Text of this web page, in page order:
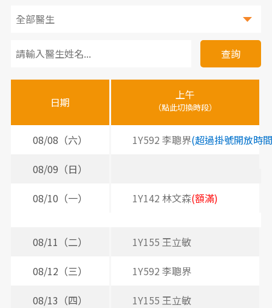
診
醫
時
查詢
日期
上午
（點此切換時段）
08/08（六） 1Y592 李聰界(超過掛號開放時
08/09（日）
08/10（一）
1Y142 林文森(額滿)
08/11（二）
1Y155 王立敏
08/12（三）
1Y592 李聰界
08/13（四）
1Y155 王立敏